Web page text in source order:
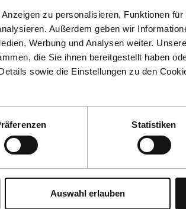
zu personalisieren, Funktionen
Außerdem geben wir
Werbung und Analysen weiter.
die Sie ihnen bereitgestellt haben
sowie die Einstellungen zu den
Statistiken
Auswahl erlauben